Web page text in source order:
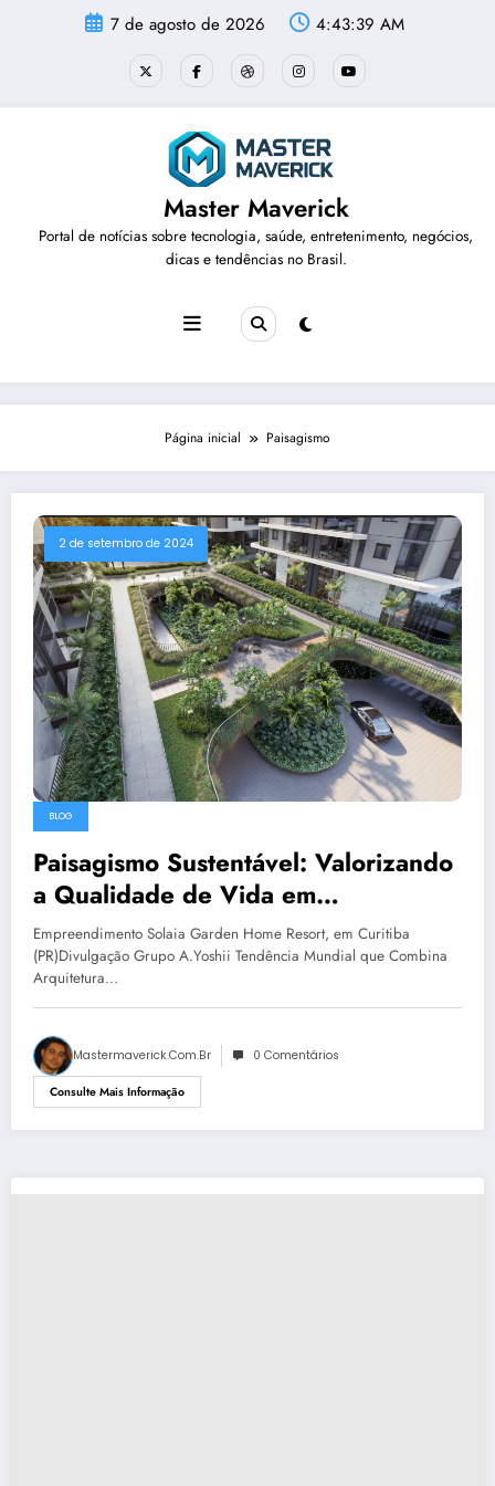
7 de agosto de 2026 4:43:39 AM
Master Maverick
Portal de notícias sobre tecnologia, saúde, entretenimento, negócios,
dicas e tendências no Brasil.
Página inicial Paisagismo
2 de setembro de 2024
BLOG
Paisagismo Sustentável: Valorizando
a Qualidade de Vida em
Empreendimentos Residenciais
Empreendimento Solaia Garden Home Resort, em Curitiba
(PR)Divulgação Grupo A.Yoshii Tendência Mundial que Combina
Arquitetura…
Mastermaverick.com.br 0 Comentários
Consulte Mais Informação